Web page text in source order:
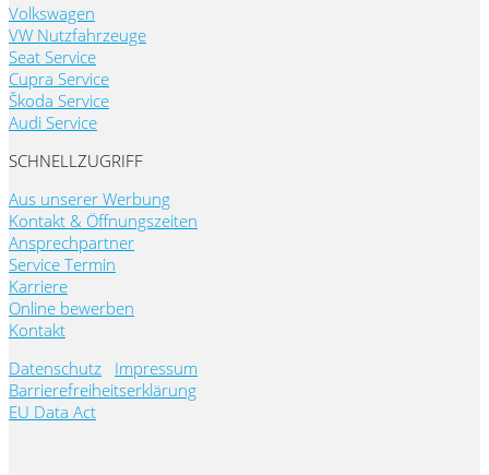
Volkswagen
VW Nutzfahrzeuge
Seat Service
Cupra Service
Škoda Service
Audi Service
SCHNELLZUGRIFF
Aus unserer Werbung
Kontakt & Öffnungszeiten
Ansprechpartner
Service Termin
Karriere
Online bewerben
Kontakt
Datenschutz
Impressum
Barrierefreiheitserklärung
EU Data Act